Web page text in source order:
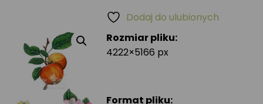
Rozmiar pliku:
4222×5166 px
Format pliku:
Dodaj do ulubionych